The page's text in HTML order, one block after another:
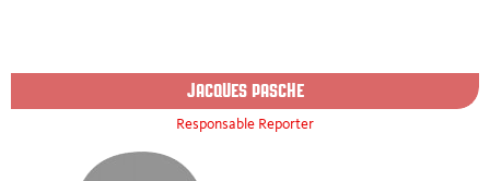
JACQUES PASCHE
Responsable Reporter